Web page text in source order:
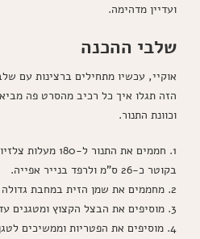
ועדיין מדהימה.
שלבי ההכנה
אוקיי, עכשיו מתחילים ברצינות עם
הזה תגלו איך כל רכיב מהסרט פה
וכוונת התנור.
1. חממים את התנור
בקוטר כ-26 ס"מ ולרפד בנייר אפייה.
2. מחממים את שמן הזית במחבת גדולה מעל להבה בינונית.
3. מוסיפים את הבצל הקצוץ ומטגנים עד שיהיה שקוף.
4. מוסיפים את הפטריות וממשיכים